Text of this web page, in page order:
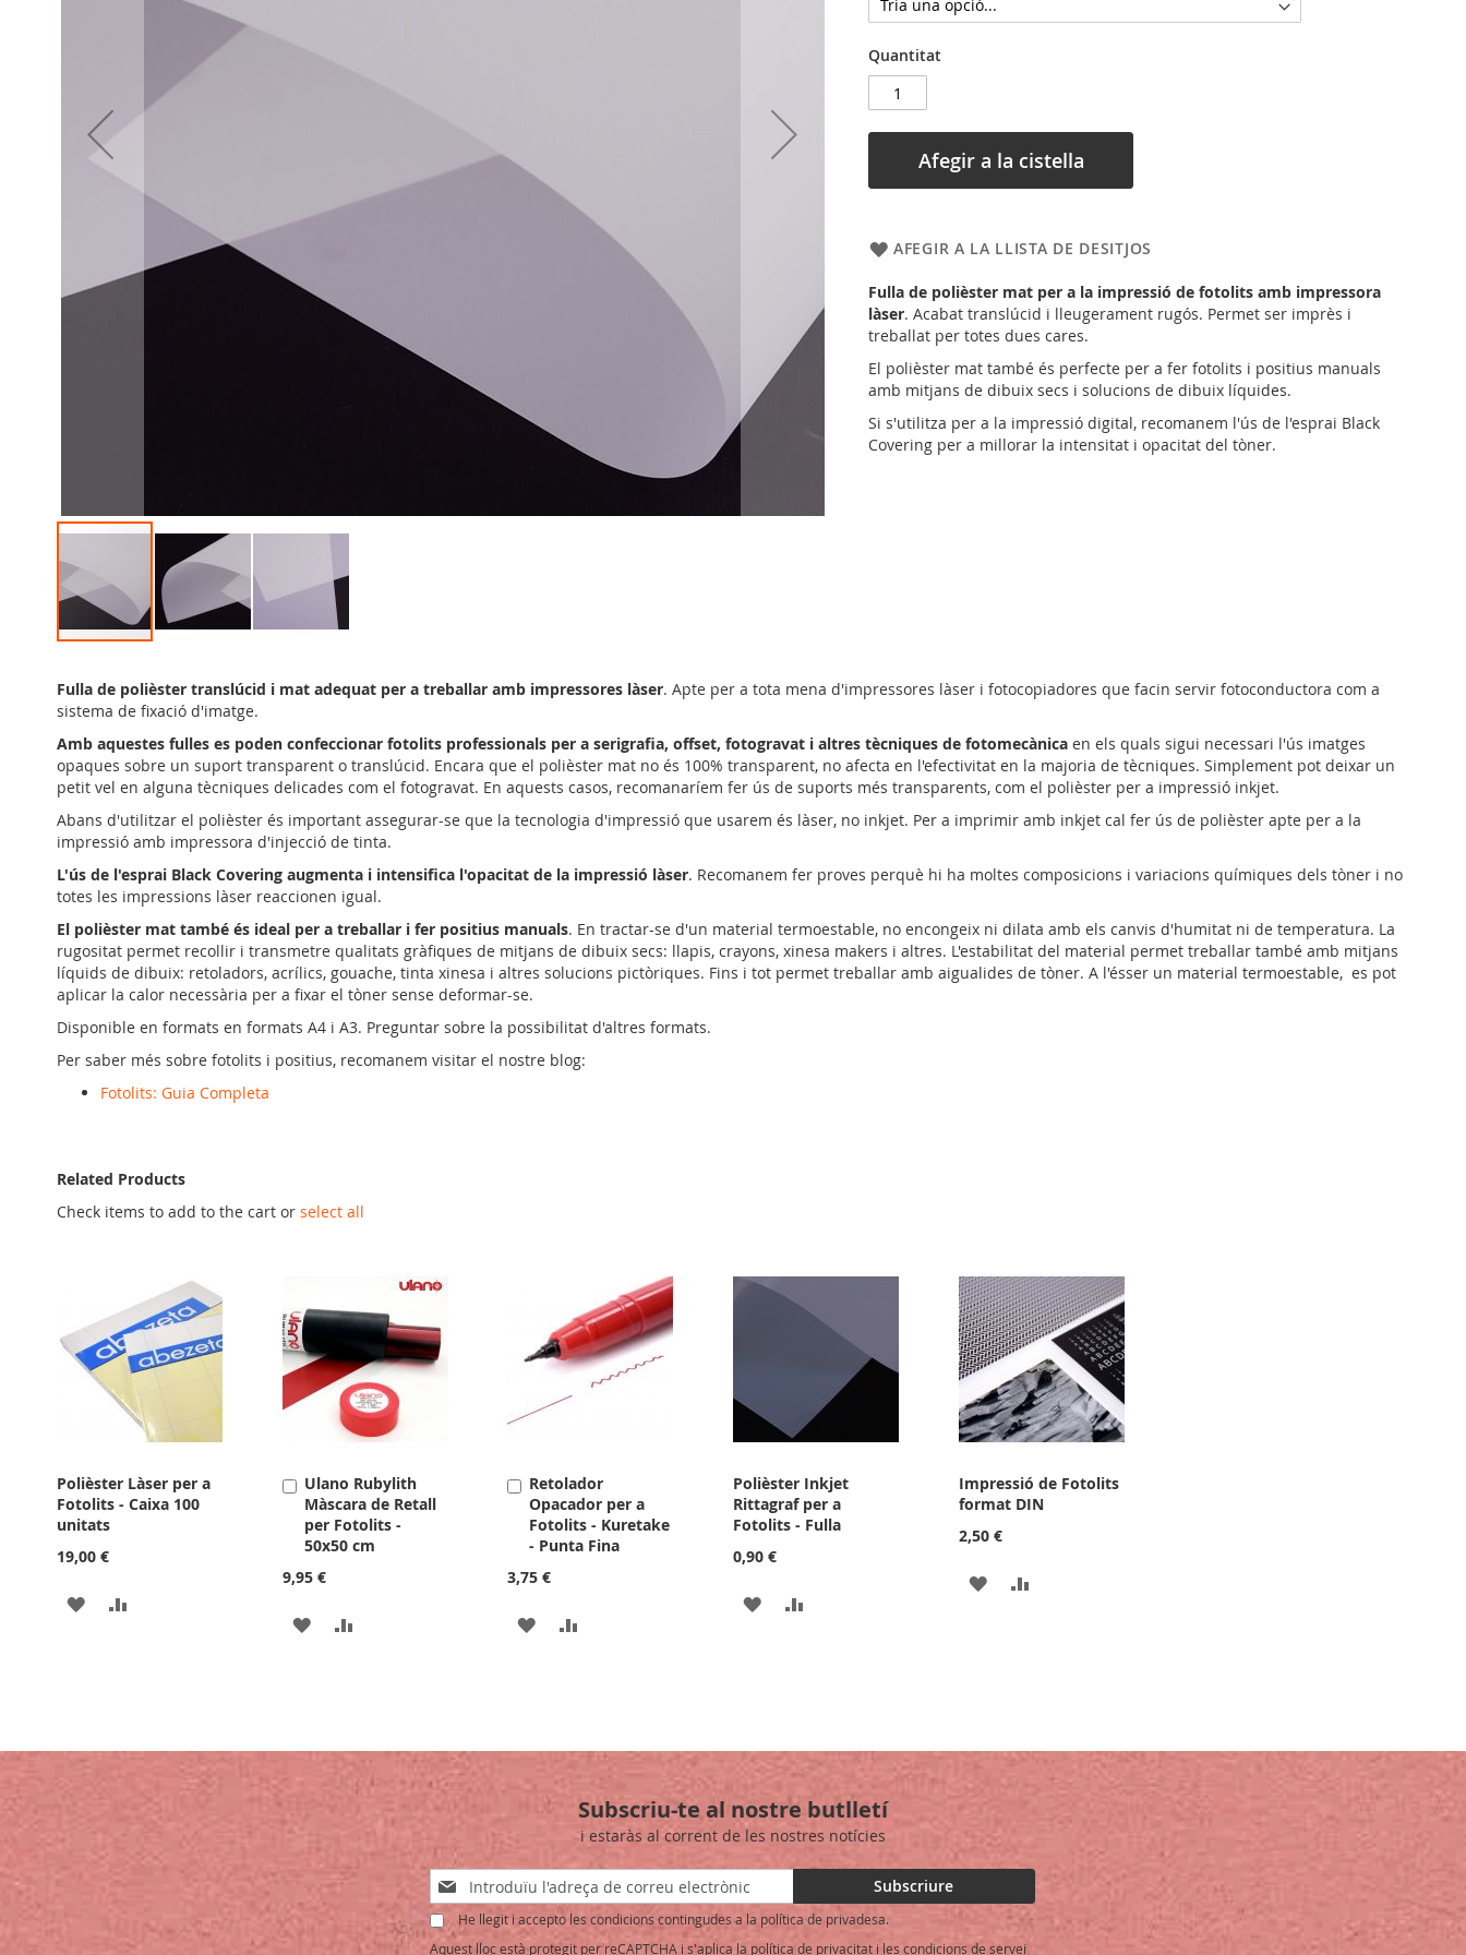
Quantitat
Afegir a la cistella
AFEGIR A LA LLISTA DE DESITJOS
Fulla de polièster mat per a la impressió de fotolits amb impressora
làser. Acabat translúcid i lleugerament rugós. Permet ser imprès i
treballat per totes dues cares.
El polièster mat també és perfecte per a fer fotolits i positius manuals
amb mitjans de dibuix secs i solucions de dibuix líquides.
Si s'utilitza per a la impressió digital, recomanem l'ús de l'esprai Black
Covering per a millorar la intensitat i opacitat del tòner.
the
beginning
of
the
images
Fulla de polièster translúcid i mat adequat per a treballar amb impressores làser. Apte per a tota mena d'impressores làser i fotocopiadores que facin servir fotoconductora com a
sistema de fixació d'imatge.
Amb aquestes fulles es poden confeccionar fotolits professionals per a serigrafia, offset, fotogravat i altres tècniques de fotomecànica en els quals sigui necessari l'ús imatges
opaques sobre un suport transparent o translúcid. Encara que el polièster mat no és 100% transparent, no afecta en l'efectivitat en la majoria de tècniques. Simplement pot deixar un
petit vel en alguna tècniques delicades com el fotogravat. En aquests casos, recomanaríem fer ús de suports més transparents, com el polièster per a impressió inkjet.
Abans d'utilitzar el polièster és important assegurar-se que la tecnologia d'impressió que usarem és làser, no inkjet. Per a imprimir amb inkjet cal fer ús de polièster apte per a la
impressió amb impressora d'injecció de tinta.
L'ús de l'esprai Black Covering augmenta i intensifica l'opacitat de la impressió làser. Recomanem fer proves perquè hi ha moltes composicions i variacions químiques dels tòner i no
totes les impressions làser reaccionen igual.
El polièster mat també és ideal per a treballar i fer positius manuals. En tractar-se d'un material termoestable, no encongeix ni dilata amb els canvis d'humitat ni de temperatura. La
rugositat permet recollir i transmetre qualitats gràfiques de mitjans de dibuix secs: llapis, crayons, xinesa makers i altres. L'estabilitat del material permet treballar també amb mitjans
líquids de dibuix: retoladors, acrílics, gouache, tinta xinesa i altres solucions pictòriques. Fins i tot permet treballar amb aigualides de tòner. A l'ésser un material termoestable, es pot
aplicar la calor necessària per a fixar el tòner sense deformar-se.
Disponible en formats en formats A4 i A3. Preguntar sobre la possibilitat d'altres formats.
Per saber més sobre fotolits i positius, recomanem visitar el nostre blog:
Fotolits: Guia Completa
Related Products
Check items to add to the cart or select all
Polièster Làser per a
Fotolits - Caixa 100
unitats
19,00 €
AFEGIR
DE
Ulano Rubylith
Màscara de Retall
per Fotolits -
50x50 cm
9,95 €
Afegir
a
la
cistella
AFEGIR
Retolador
Opacador per a
Fotolits - Kuretake
- Punta Fina
3,75 €
Afegir
a
la
cistella
AFEGIR
DESITJOS
Polièster Inkjet
Rittagraf per a
Fotolits - Fulla
0,90 €
AFEGIR
DE
DESITJOS
Impressió de Fotolits
format DIN
2,50 €
AFEGIR
DESITJOS
Subscriu-te al nostre butlletí
i estaràs al corrent de les nostres notícies
Sign
Up
for
Our
Subscriure
He llegit i accepto les condicions contingudes a la política de privadesa.
Aquest lloc està protegit per reCAPTCHA i s'aplica la política de privacitati les condicions de servei